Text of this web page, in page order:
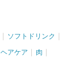
ソフトドリンク
ヘアケア 肉